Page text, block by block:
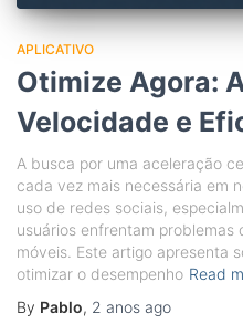
APLICATIVO
Otimize Agora:
Velocidade e
A busca por uma aceleração
cada vez mais necessária em
uso de redes sociais,
usuários enfrentam
móveis. Este artigo apresenta
otimizar o desempenho Read
By Pablo, 2 anos ago